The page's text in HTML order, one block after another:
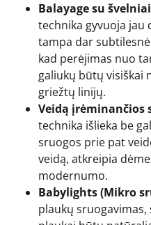
Balayage su
technika gyvuoja jau
tampa dar
kad perėjimas nuo
galiukų būtų visiškai
griežtų linijų.
Veidą įrėminančios
technika išlieka be
sruogos prie pat
veidą, atkreipia
modernumo.
Babylights (Mikro
plaukų